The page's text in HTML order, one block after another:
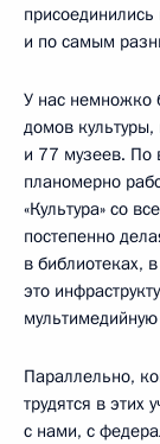
и по самым
У нас немножко
домов культуры,
и 77 музеев. По
планомерно
«Культура» со
постепенно
в библиотеках,
это
Параллельно,
трудятся в этих
с нами, с